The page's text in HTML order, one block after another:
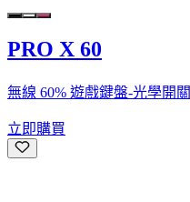
PRO X 60
無線 60% 遊戲鍵盤-光學開關
立即購買